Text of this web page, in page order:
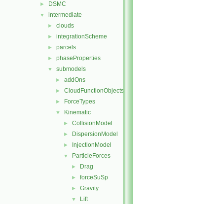
► DSMC
▼ intermediate
► clouds
► integrationScheme
► parcels
► phaseProperties
▼ submodels
► addOns
► CloudFunctionObjects
► ForceTypes
▼ Kinematic
► CollisionModel
► DispersionModel
► InjectionModel
▼ ParticleForces
► Drag
► forceSuSp
► Gravity
▼ Lift